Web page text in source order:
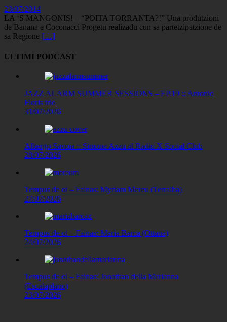
23/07/2014
LA ‘S MANGONIS! – “POITA TORRANTA?!” Una produtzioni
de Banana e Coconacci Progetu realizadu cun sa partetzipatzione de
sa Regione […]
ULTIMI PODCAST
JAZZ ALARM SUMMER SESSIONS – EP.19 :: Antonio
Floris trio
31/07/2026
Albergo Savoia :: Simone Azzu al Radio X Social Club
28/07/2026
Tempus de oi – Fainas: Myriam Mereu (Terralba)
27/07/2026
Tempus de oi – Fainas: Maria Barca (Ottana)
24/07/2026
Tempus de oi – Fainas: Jonathan della Marianna
(Escalaplano)
23/07/2026